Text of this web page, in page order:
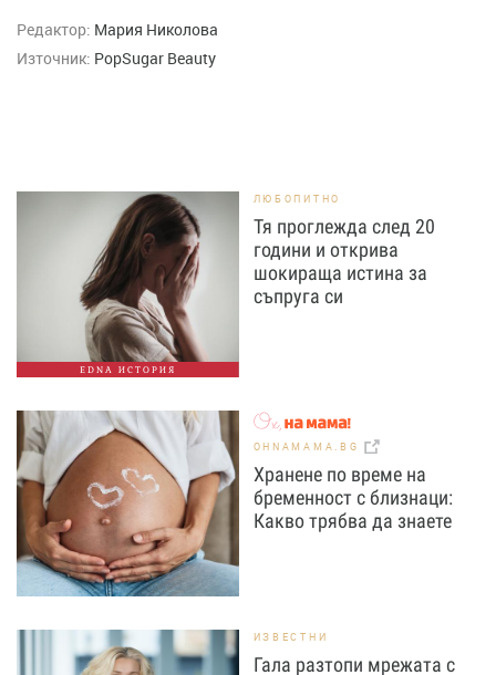
Редактор: Мария Николова
Източник: PopSugar Beauty
EDNA ИСТОРИЯ
ЛЮБОПИТНО
Тя проглежда след 20
години и открива
шокираща истина за
съпруга си
OHNAMAMA.BG
Хранене по време на
бременност с близнаци:
Какво трябва да знаете
ИЗВЕСТНИ
Гала разтопи мрежата с